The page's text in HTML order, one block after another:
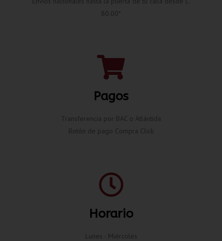
80.00*
Pagos
Transferencia por BAC o Atlántida
Botón de pago Compra Click
Horario
Lunes - Miércoles